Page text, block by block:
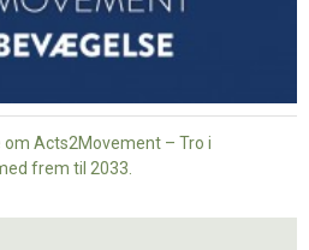
Acts2Movement – Tro i
frem til 2033.